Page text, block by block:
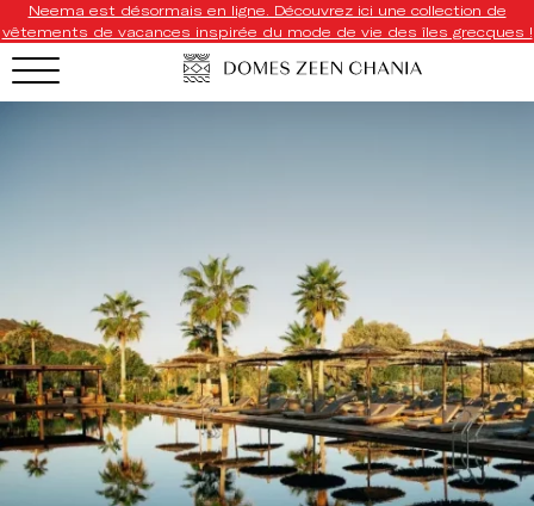
Neema est désormais en ligne. Découvrez ici une collection de
vêtements de vacances inspirée du mode de vie des îles grecques !